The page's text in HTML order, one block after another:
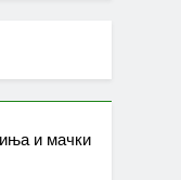
и мачки